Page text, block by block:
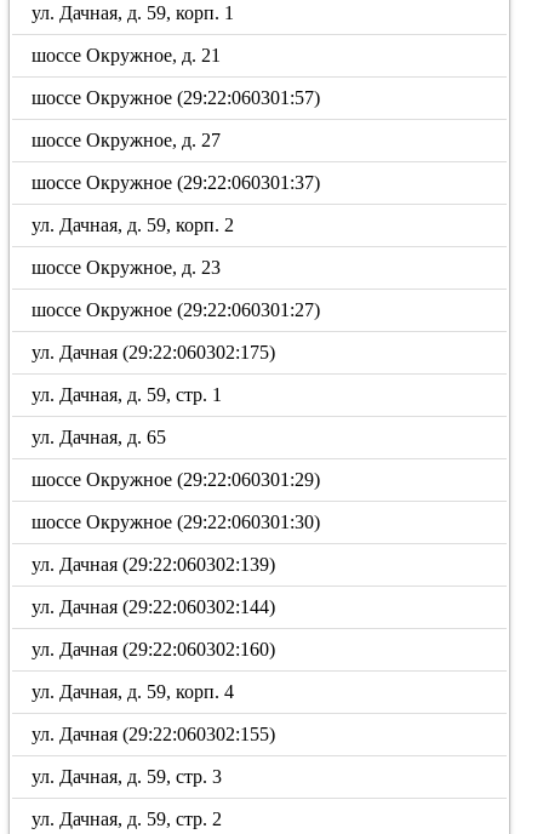
ул. Дачная, д. 59, корп. 1
шоссе Окружное, д. 21
шоссе Окружное (29:22:060301:57)
шоссе Окружное, д. 27
шоссе Окружное (29:22:060301:37)
ул. Дачная, д. 59, корп. 2
шоссе Окружное, д. 23
шоссе Окружное (29:22:060301:27)
ул. Дачная (29:22:060302:175)
ул. Дачная, д. 59, стр. 1
ул. Дачная, д. 65
шоссе Окружное (29:22:060301:29)
шоссе Окружное (29:22:060301:30)
ул. Дачная (29:22:060302:139)
ул. Дачная (29:22:060302:144)
ул. Дачная (29:22:060302:160)
ул. Дачная, д. 59, корп. 4
ул. Дачная (29:22:060302:155)
ул. Дачная, д. 59, стр. 3
ул. Дачная, д. 59, стр. 2